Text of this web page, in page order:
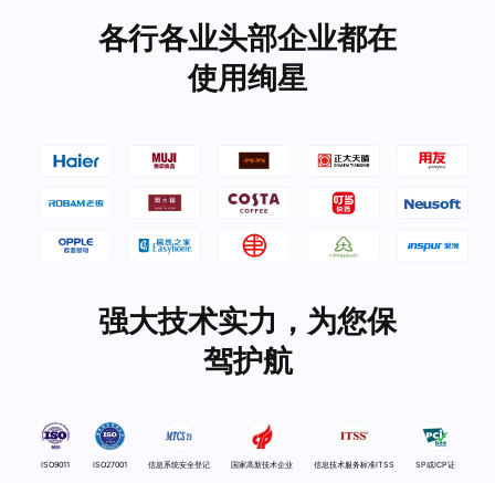
各行各业头部企业都在
使用绚星
强大技术实力，为您保
驾护航
ISO9011 ISO27001 信息系统安全登记 国家高新技术企业 信息技术服务标准ITSS SP或ICP证